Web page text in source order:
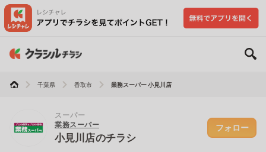
千葉県 香取市 業務スーパー 小見川店
スーパー
業務スーパー
小見川店のチラシ
フォロー